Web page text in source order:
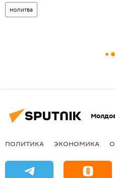
молитва
ПОЛИТИКА ЭКОНОМИКА